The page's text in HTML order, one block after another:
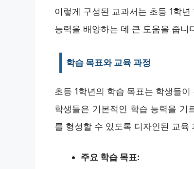
이렇게 구성된 교과서는 초등 1학
능력을 배양하는 데 큰 도움을 줍니
학습 목표와 교육 과정
초등 1학년의 학습 목표는 학생들
학생들은 기본적인 학습 능력을 기
를 형성할 수 있도록 디자인된 교육
주요 학습 목표: